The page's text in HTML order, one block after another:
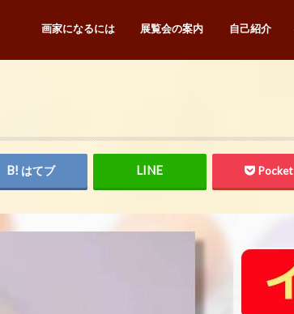
画家になるには 展覧会の案内 自己紹介
はてブ Pocket